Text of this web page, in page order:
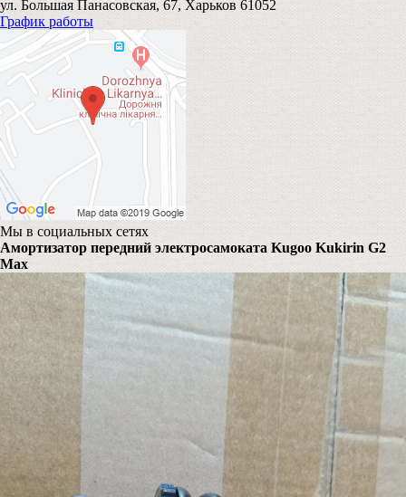
ул. Большая Панасовская, 67, Харьков 61052
График работы
Мы в социальных сетях
Амортизатор передний электросамоката Kugoo Kukirin G2
Max